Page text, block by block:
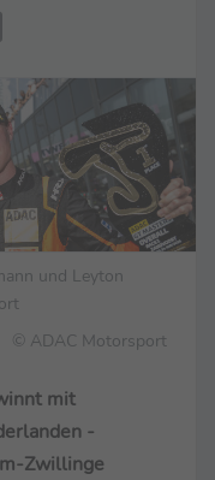
und Leyton
© ADAC Motorsport
mit
-
Zwillinge